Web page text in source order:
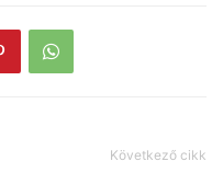
Következő cikk